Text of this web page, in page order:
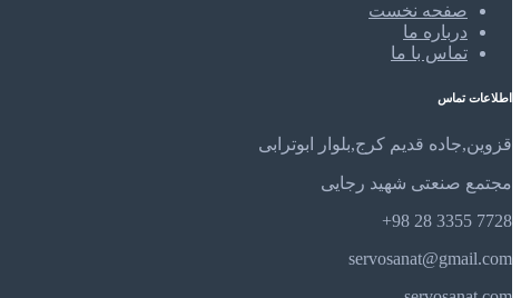
صفحه نخست
درباره ما
تماس با ما
اطلاعات تماس
قزوین,جاده قدیم کرج,بلوار ابوترابی
مجتمع صنعتی شهید رجایی
7728 3355 28 98+
servosanat@gmail.com